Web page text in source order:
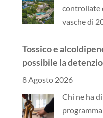
controllate
vasche di
Tossico e
possibile la
8 Agosto 2026
Chi ne ha